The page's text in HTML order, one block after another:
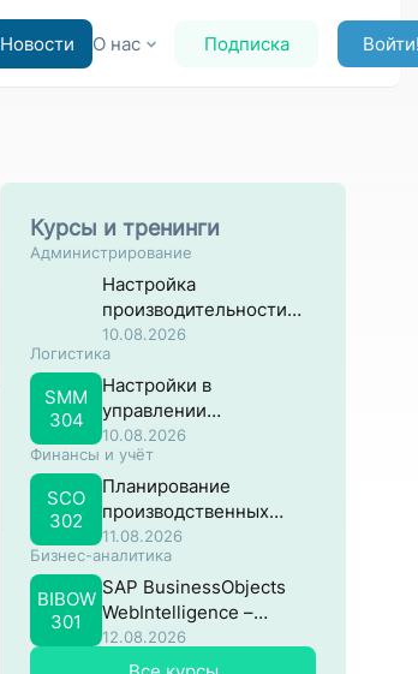
Новости О нас Подписка
Курсы и тренинги
Администрирование
Настройка
производительности
систем на основе SAP
NW ABAP
10.08.2026
Логистика
SMM
304
Настройки в
управлении
материальными
потоками в SAP
10.08.2026
Финансы и учёт
SCO
302
Планирование
производственных
затрат в SAP
11.08.2026
Бизнес-аналитика
BIBOW
301
SAP BusinessObjects
WebIntelligence –
Продвинутый
12.08.2026